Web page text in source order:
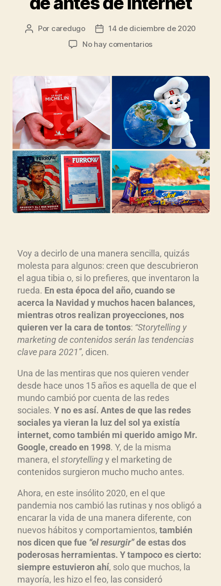
Por caredugo
14 de diciembre de 2020
No hay comentarios
Voy a decirlo de una manera sencilla, quizás
molesta para algunos: creen que descubrieron
el agua tibia o, si lo prefieres, que inventaron la
rueda. En esta época del año, cuando se
acerca la Navidad y muchos hacen balances,
mientras otros realizan proyecciones, nos
quieren ver la cara de tontos: “Storytelling y
marketing de contenidos serán las tendencias
clave para 2021”, dicen.
Una de las mentiras que nos quieren vender
desde hace unos 15 años es aquella de que el
mundo cambió por cuenta de las redes
sociales. Y no es así. Antes de que las redes
sociales ya vieran la luz del sol ya existía
internet, como también mi querido amigo Mr.
Google, creado en 1998. Y, de la misma
manera, el storytellingy el marketing de
contenidos surgieron mucho mucho antes.
Ahora, en este insólito 2020, en el que
pandemia nos cambió las rutinas y nos obligó a
encarar la vida de una manera diferente, con
nuevos hábitos y comportamientos, también
nos dicen que fue “el resurgir”de estas dos
poderosas herramientas. Y tampoco es cierto:
siempre estuvieron ahí, solo que muchos, la
mayoría, les hizo el feo, las consideró